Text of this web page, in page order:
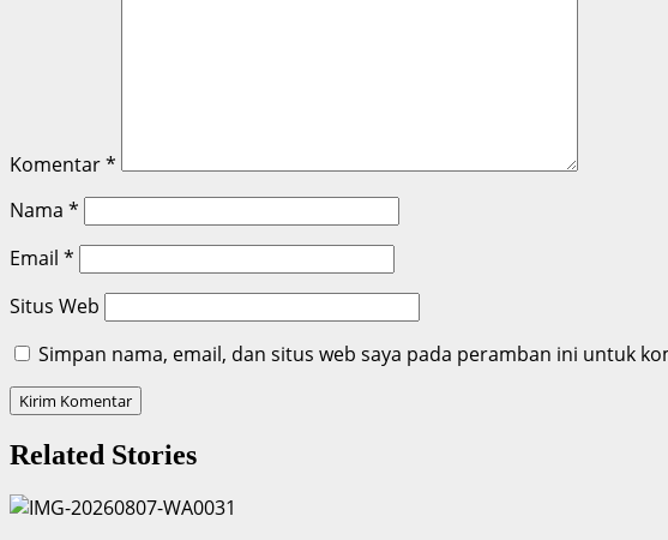
Komentar*
Nama *
Email *
Situs Web
Simpan nama, email, dan situs web saya pada peramban ini untuk
Related Stories